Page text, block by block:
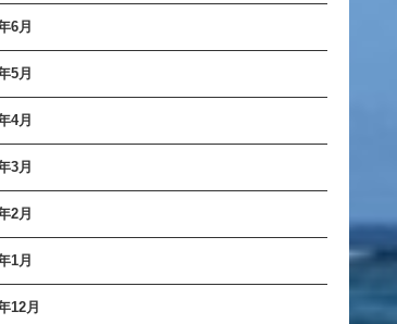
6月
5月
4月
3月
2月
1月
12月